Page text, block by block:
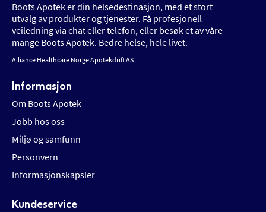
Boots Apotek er din helsedestinasjon, med et stort
utvalg av produkter og tjenester. Få profesjonell
veiledning via chat eller telefon, eller besøk et av våre
mange Boots Apotek. Bedre helse, hele livet.
Alliance Healthcare Norge Apotekdrift AS
Informasjon
Om Boots Apotek
Jobb hos oss
Miljø og samfunn
Personvern
Informasjonskapsler
Kundeservice